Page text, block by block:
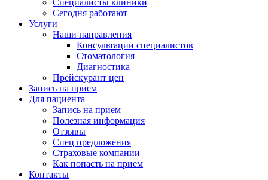
Сегодня работают
Услуги
Наши направления
Консультации специалистов
Стоматология
Диагностика
Прейскурант цен
Запись на прием
Для пациента
Запись на прием
Полезная информация
Отзывы
Спец предложения
Страховые компании
Как попасть на прием
Контакты